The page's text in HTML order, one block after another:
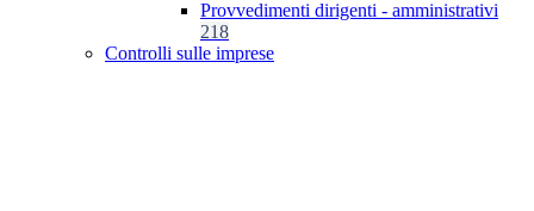
Provvedimenti dirigenti - amministrativi
218
Controlli sulle imprese